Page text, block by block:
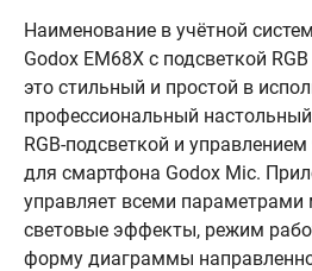
Наименование в учётной
Godox EM68X с подсветкой
это стильный и простой в
профессиональный
RGB-подсветкой и
для смартфона Godox Mic.
управляет всеми
световые эффекты, режим
форму диаграммы